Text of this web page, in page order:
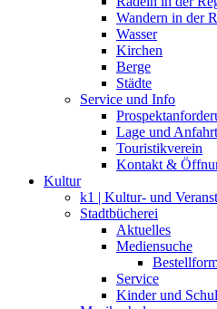
Wandern in der
Wasser
Kirchen
Berge
Städte
Service und Info
Lage und Anfahrt
Touristikverein
Kontakt &
Kultur
k1 | Kultur- und
Stadtbücherei
Aktuelles
Mediensuche
Service
Kinder und